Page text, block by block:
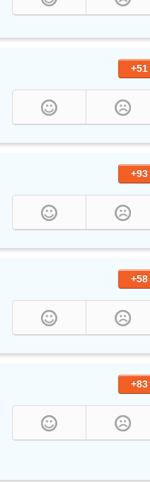
+51
+93
+58
+83